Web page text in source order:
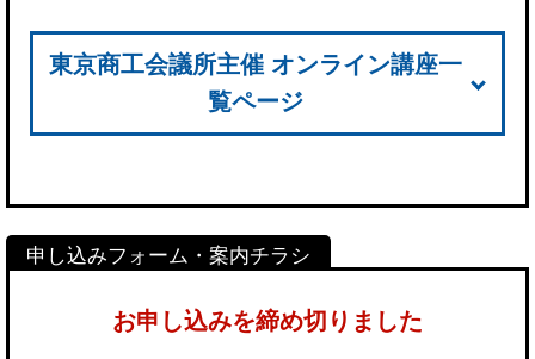
東京商工会議所主催 オンライン講座一
覧ページ
お申し込みを締め切りました